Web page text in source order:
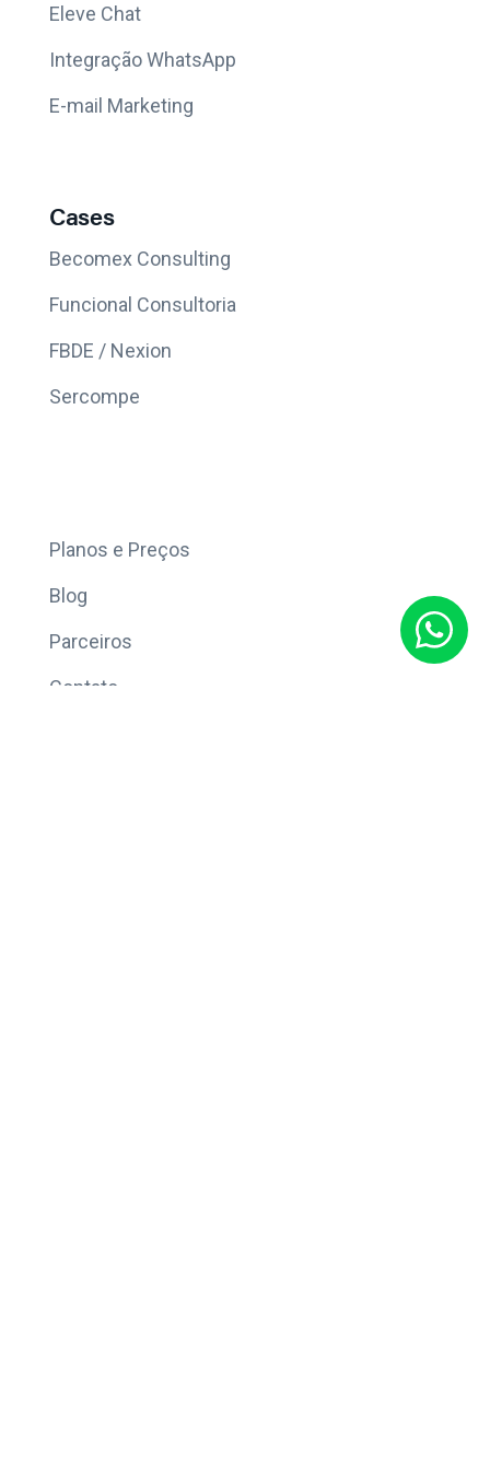
Eleve Chat
Integração WhatsApp
E-mail Marketing
Cases
Becomex Consulting
Funcional Consultoria
FBDE / Nexion
Sercompe
Planos e Preços
Blog
Parceiros
Contato